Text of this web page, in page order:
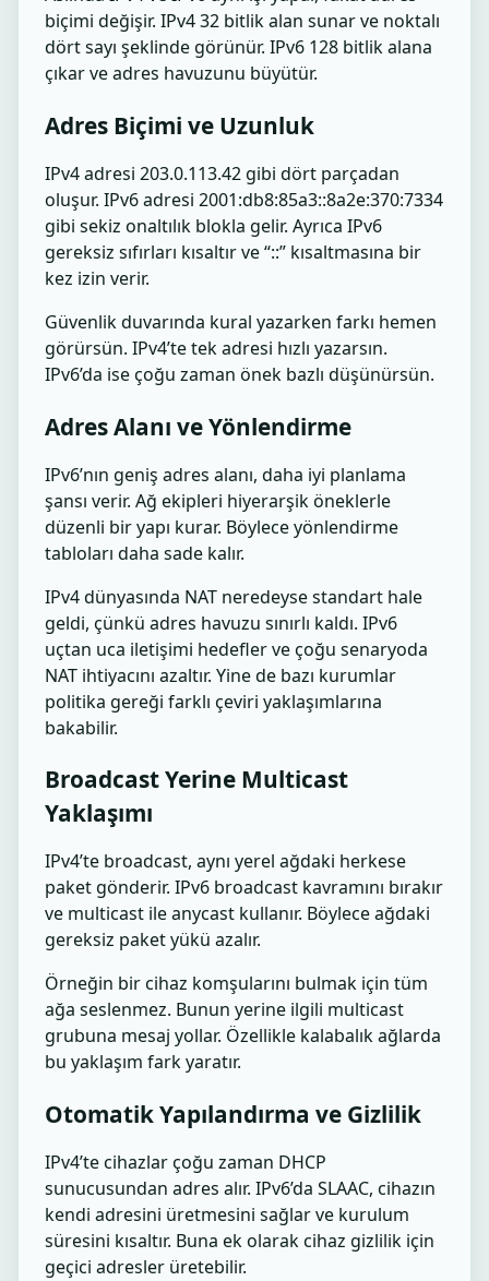
biçimi değişir. IPv4 32 bitlik alan sunar ve noktalı
dört sayı şeklinde görünür. IPv6 128 bitlik alana
çıkar ve adres havuzunu büyütür.
Adres Biçimi ve Uzunluk
IPv4 adresi 203.0.113.42 gibi dört parçadan
oluşur. IPv6 adresi 2001:db8:85a3::8a2e:370:7334
gibi sekiz onaltılık blokla gelir. Ayrıca IPv6
gereksiz sıfırları kısaltır ve “::” kısaltmasına bir
kez izin verir.
Güvenlik duvarında kural yazarken farkı hemen
görürsün. IPv4’te tek adresi hızlı yazarsın.
IPv6’da ise çoğu zaman önek bazlı düşünürsün.
Adres Alanı ve Yönlendirme
IPv6’nın geniş adres alanı, daha iyi planlama
şansı verir. Ağ ekipleri hiyerarşik öneklerle
düzenli bir yapı kurar. Böylece yönlendirme
tabloları daha sade kalır.
IPv4 dünyasında NAT neredeyse standart hale
geldi, çünkü adres havuzu sınırlı kaldı. IPv6
uçtan uca iletişimi hedefler ve çoğu senaryoda
NAT ihtiyacını azaltır. Yine de bazı kurumlar
politika gereği farklı çeviri yaklaşımlarına
bakabilir.
Broadcast Yerine Multicast
Yaklaşımı
IPv4’te broadcast, aynı yerel ağdaki herkese
paket gönderir. IPv6 broadcast kavramını bırakır
ve multicast ile anycast kullanır. Böylece ağdaki
gereksiz paket yükü azalır.
Örneğin bir cihaz komşularını bulmak için tüm
ağa seslenmez. Bunun yerine ilgili multicast
grubuna mesaj yollar. Özellikle kalabalık ağlarda
bu yaklaşım fark yaratır.
Otomatik Yapılandırma ve Gizlilik
IPv4’te cihazlar çoğu zaman DHCP
sunucusundan adres alır. IPv6’da SLAAC, cihazın
kendi adresini üretmesini sağlar ve kurulum
süresini kısaltır. Buna ek olarak cihaz gizlilik için
geçici adresler üretebilir.